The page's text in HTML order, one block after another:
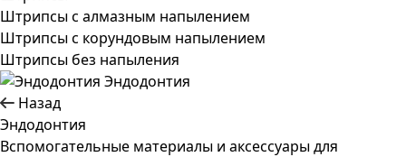
Штрипсы c алмазным напылением
Штрипсы c корундовым напылением
Штрипсы без напыления
Эндодонтия
Назад
Эндодонтия
Вспомогательные материалы и аксессуары для